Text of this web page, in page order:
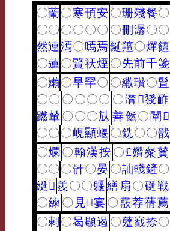
〇蘭〇寒頇安 〇珊殘餐〇
〇〇〇〇〇〇 〇刪 潺〇〇
然連漹〇嘕焉鋋羶〇燀饘
〇蓮〇賢祆煙 〇先前千箋
〇嬾〇旱罕〇 〇繖瓉〇䯶
〇〇 〇〇〇〇 〇潸𪘪㹽䩆
蹨輦 〇〇〇㫃 善㒄〇 闡 𦗢
〇〇〇峴顯蝘 〇銑〇〇戩
〇爛 〇翰漢按 〇£㜺粲賛
〇〇〇骭〇晏 〇訕輚鏟〇
綎𤹨羨〇〇躽 繕 扇〇硟戰
〇練 〇 見𩎌宴 〇霰荐蒨薦
〇剌 〇曷䫘遏 〇躠巀捺〇